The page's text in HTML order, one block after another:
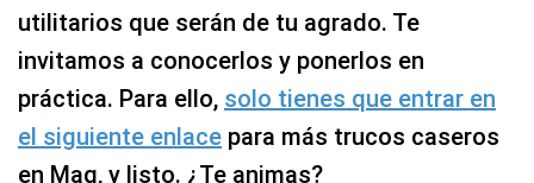
utilitarios que serán de tu agrado. Te
invitamos a conocerlos y ponerlos en
práctica. Para ello, solo tienes que entrar en
el siguiente enlace para más trucos caseros
en Mag, y listo. ¿Te animas?